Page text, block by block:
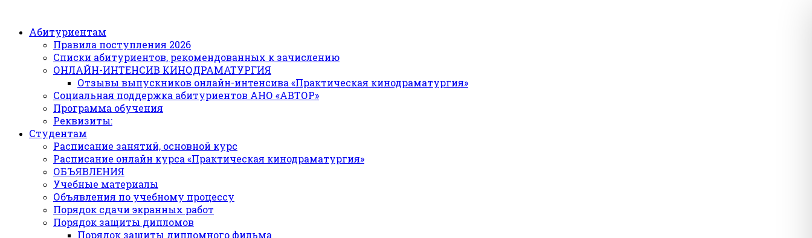
Абитуриентам
Правила поступления 2026
Списки абитуриентов, рекомендованных к зачислению
ОНЛАЙН-ИНТЕНСИВ КИНОДРАМАТУРГИЯ
Отзывы выпускников онлайн-интенсива «Практическая кинодраматургия»
Социальная поддержка абитуриентов АНО «АВТОР»
Программа обучения
Реквизиты:
Студентам
Расписание занятий, основной курс
Расписание онлайн курса «Практическая кинодраматургия»
ОБЪЯВЛЕНИЯ
Учебные материалы
Объявления по учебному процессу
Порядок сдачи экранных работ
Порядок защиты дипломов
Порядок защиты дипломного фильма